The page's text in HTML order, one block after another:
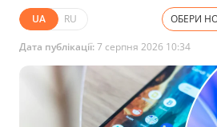
UA RU ОБЕРИ
Дата публікації:7 серпня 2026 10:34